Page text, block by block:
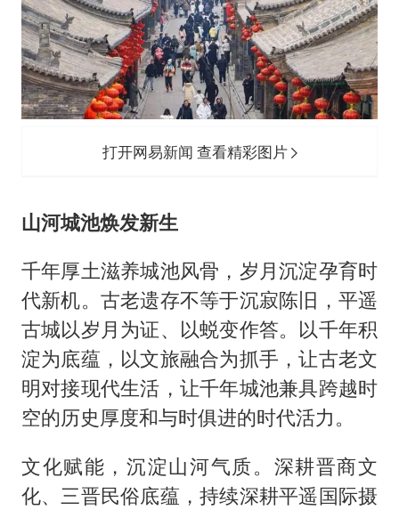
打开网易新闻 查看精彩图片
山河城池焕发新生
千年厚土滋养城池风骨，岁月沉淀孕育时
代新机。古老遗存不等于沉寂陈旧，平遥
古城以岁月为证、以蜕变作答。以千年积
淀为底蕴，以文旅融合为抓手，让古老文
明对接现代生活，让千年城池兼具跨越时
空的历史厚度和与时俱进的时代活力。
文化赋能，沉淀山河气质。深耕晋商文
化、三晋民俗底蕴，持续深耕平遥国际摄